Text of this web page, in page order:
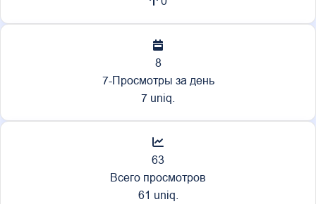
8
7-Просмотры за день
7 uniq.
63
Всего просмотров
61 uniq.